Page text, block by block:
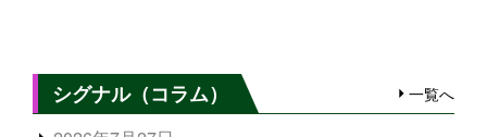
シグナル（コラム） 一覧へ